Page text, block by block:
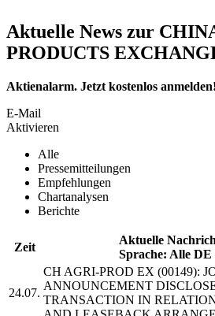
Aktuelle News zur
PRODUCTS
Aktienalarm. Jetzt kostenlos anmelden!
E-Mail
Aktivieren
Alle
Pressemitteilungen
Empfehlungen
Chartanalysen
Berichte
Zeit
Aktuelle
Sprache: Alle DE
24.07.
CH AGRI-PROD EX (00149):
ANNOUNCEMENT
TRANSACTION IN